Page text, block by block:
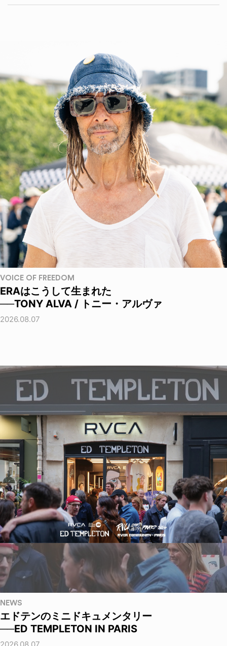
VOICE OF FREEDOM
ERAはこうして生まれた
──TONY ALVA / トニー・アルヴァ
2026.08.07
NEWS
エドテンのミニドキュメンタリー
──ED TEMPLETON IN PARIS